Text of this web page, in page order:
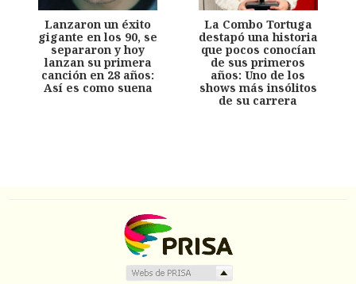
Lanzaron un éxito
gigante en los 90, se
separaron y hoy
lanzan su primera
canción en 28 años:
Así es como suena
La Combo Tortuga
destapó una historia
que pocos conocían
de sus primeros
años: Uno de los
shows más insólitos
de su carrera